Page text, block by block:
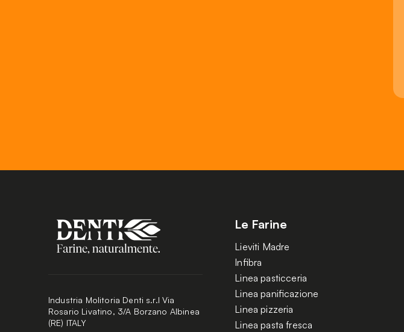
Industria Molitoria Denti s.r.l Via
Rosario Livatino, 3/A Borzano Albinea
(RE) ITALY
Le Farine
Lieviti Madre
Infibra
Linea pasticceria
Linea panificazione
Linea pizzeria
Linea pasta fresca